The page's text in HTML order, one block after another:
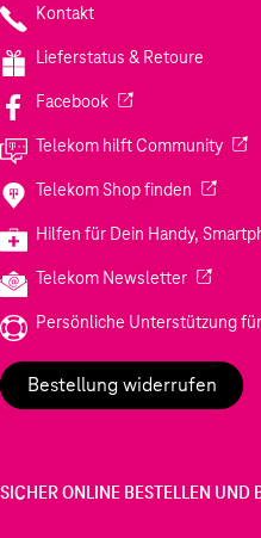
Kontakt
Lieferstatus & Retoure
Facebook(Wird in einem
Telekom hilft Community
Telekom Shop finden (Wird in
Hilfen für Dein Handy,
Telekom Newsletter(Wird in
Persönliche Unterstützung
Bestellung widerrufen
SICHER ONLINE BESTELLEN UND